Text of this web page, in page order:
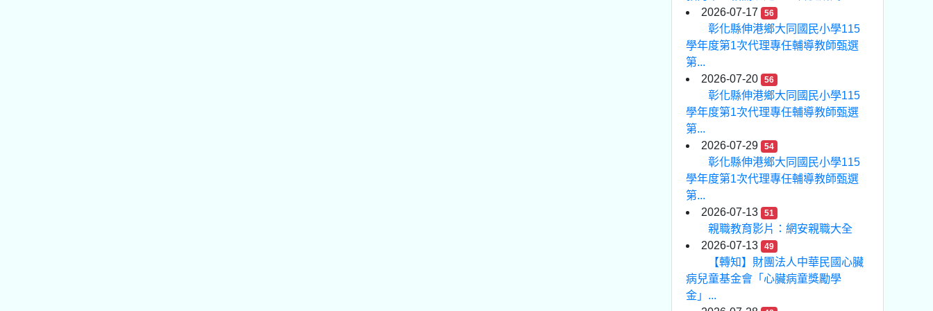
2026-07-17
56
彰化縣伸港鄉大同國民小學115
學年度第1次代理專任輔導教師甄選
第...
2026-07-20
56
彰化縣伸港鄉大同國民小學115
學年度第1次代理專任輔導教師甄選
第...
2026-07-29
54
彰化縣伸港鄉大同國民小學115
學年度第1次代理專任輔導教師甄選
第...
2026-07-13
51
親職教育影片：網安親職大全
2026-07-13
49
【轉知】財團法人中華民國心臟
病兒童基金會「心臟病童獎勵學
金」...